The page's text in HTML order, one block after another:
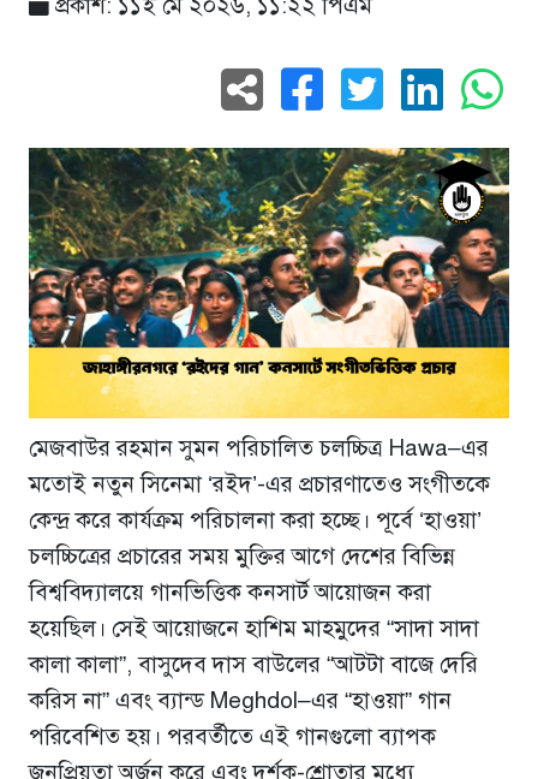
মেজবাউর রহমান সুমন পরিচালিত চলচ্চিত্র Hawa–এর
মতোই নতুন সিনেমা ‘রইদ’-এর প্রচারণাতেও সংগীতকে
কেন্দ্র করে কার্যক্রম পরিচালনা করা হচ্ছে। পূর্বে ‘হাওয়া’
চলচ্চিত্রের প্রচারের সময় মুক্তির আগে দেশের বিভিন্ন
বিশ্ববিদ্যালয়ে গানভিত্তিক কনসার্ট আয়োজন করা
হয়েছিল। সেই আয়োজনে হাশিম মাহমুদের “সাদা সাদা
কালা কালা”, বাসুদেব দাস বাউলের “আটটা বাজে দেরি
করিস না” এবং ব্যান্ড Meghdol–এর “হাওয়া” গান
পরিবেশিত হয়। পরবর্তীতে এই গানগুলো ব্যাপক
জনপ্রিয়তা অর্জন করে এবং দর্শক-শ্রোতার মধ্যে